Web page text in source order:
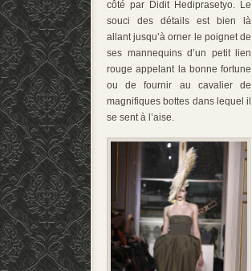
côté par Didit Hediprasetyo. Le
souci des détails est bien là
allant jusqu’à orner le poignet de
ses mannequins d’un petit lien
rouge appelant la bonne fortune
ou de fournir au cavalier de
magnifiques bottes dans lequel il
se sent à l’aise.